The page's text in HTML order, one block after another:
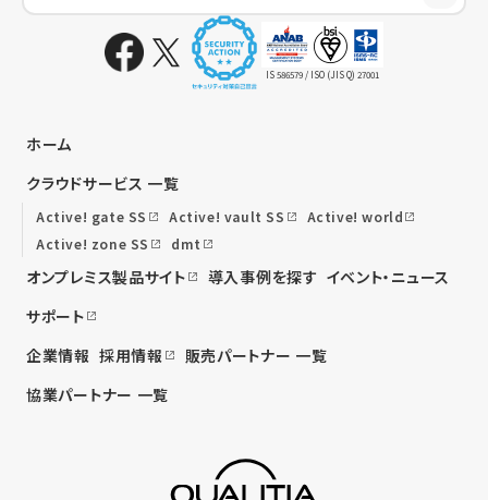
IS 586579 / ISO (JIS Q) 27001
ホーム
クラウドサービス 一覧
Active! gate SS Active! vault SS
Active! world
Active! zone SS
dmt
オンプレミス製品サイト 導入事例を探す イベント・ニュース
サポート
企業情報 採用情報
販売パートナー 一覧
協業パートナー 一覧